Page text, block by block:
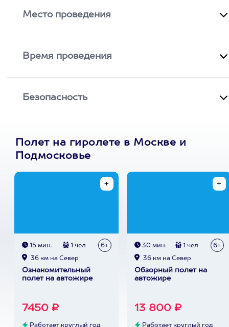
Место проведения
Время проведения
Безопасность
Полет на гиролете в Москве и
Подмосковье
15 мин. 1 чел 6+
36 км на Север
Ознакомительный
полет на автожире
7450 ₽
Работает круглый год
30 мин. 1 чел 6+
36 км на Север
Обзорный полет на
автожире
13 800 ₽
Работает круглый год